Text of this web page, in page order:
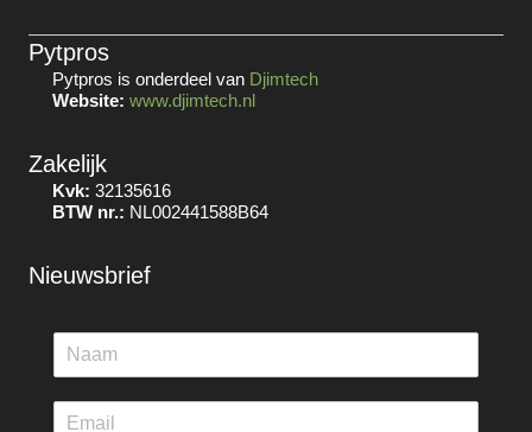
Pytpros
Pytpros is onderdeel van Djimtech
Website: www.djimtech.nl
Zakelijk
Kvk: 32135616
BTW nr.: NL002441588B64
Nieuwsbrief